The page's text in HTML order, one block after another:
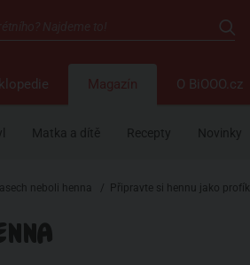
Magazín O BiOOO.cz
Matka a dítě Recepty Novinky
neboli henna / Připravte si hennu jako profík